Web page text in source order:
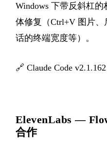
Windows 下带反斜杠
体修复（Ctrl+V 图片
话的终端宽度等）。
🔗 Claude Code
ElevenLabs —
合作